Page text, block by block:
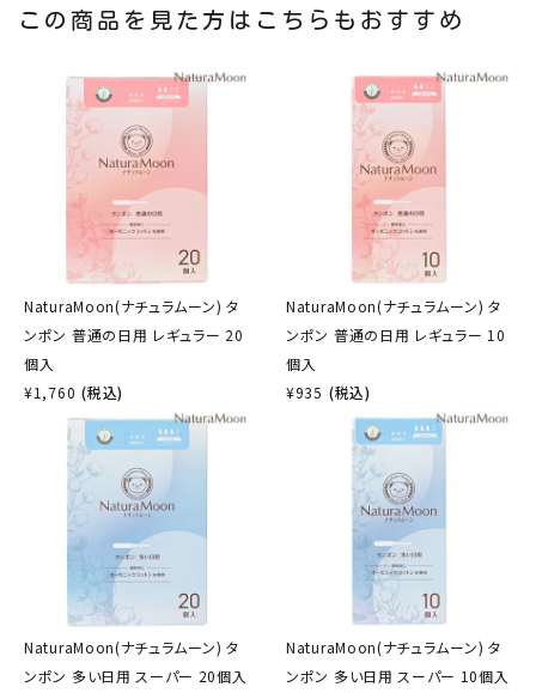
この商品を見た方はこちらもおすすめ
NaturaMoon(ナチュラムーン) タ
ンポン 普通の日用 レギュラー 20
個入
¥1,760 (税込)
NaturaMoon(ナチュラムーン) タ
ンポン 普通の日用 レギュラー 10
個入
¥935 (税込)
NaturaMoon(ナチュラムーン) タ
ンポン 多い日用 スーパー 20個入
NaturaMoon(ナチュラムーン) タ
ンポン 多い日用 スーパー 10個入